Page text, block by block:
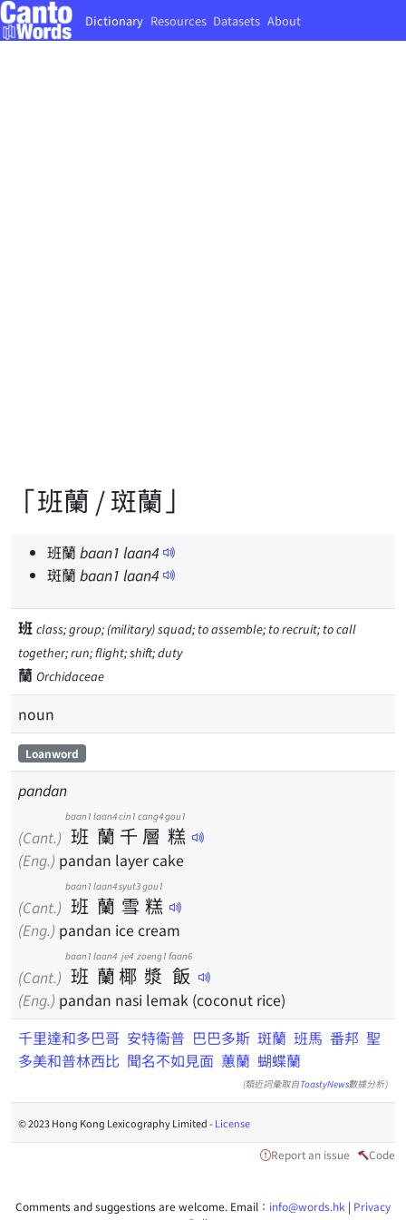
Dictionary Resources Datasets About
「班蘭 / 斑蘭」
班蘭 baan1 laan4
斑蘭 baan1 laan4
班 class; group; (military) squad; to assemble; to recruit; to call
together; run; flight; shift; duty
蘭 Orchidaceae
noun
Loanword
pandan
(Cant.) 班
baan1
蘭
laan4
千
cin1
層
cang4
糕
gou1
(Eng.) pandan layer cake
(Cant.) 班
baan1
蘭
laan4
雪
syut3
糕
gou1
(Eng.) pandan ice cream
(Cant.) 班
baan1
蘭
laan4
椰
je4
漿
zoeng1
飯
faan6
(Eng.) pandan nasi lemak (coconut rice)
千里達和多巴哥 安特衞普 巴巴多斯 斑蘭 班馬 番邦 聖
多美和普林西比 聞名不如見面 蕙蘭 蝴蝶蘭
(類近詞彙取自ToastyNews數據分析)
© 2023 Hong Kong Lexicography Limited -License
Report an issue Code
Comments and suggestions are welcome. Email： info@words.hk | Privacy